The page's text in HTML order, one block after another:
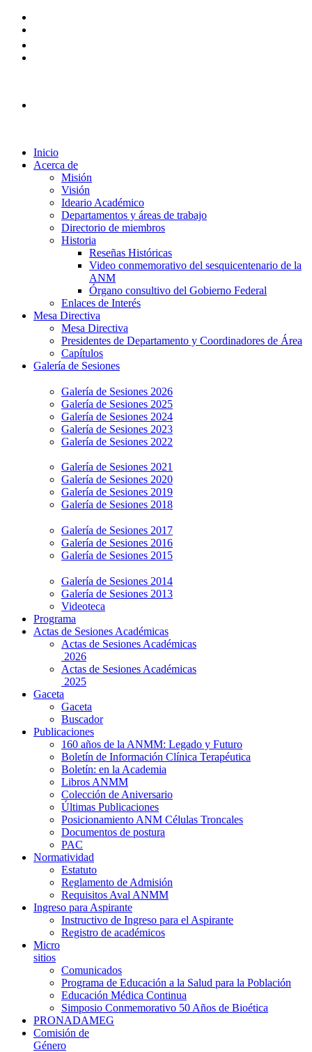
Inicio
Acerca de
Misión
Visión
Ideario Académico
Departamentos y áreas de trabajo
Directorio de miembros
Historia
Reseñas Históricas
Video conmemorativo del sesquicentenario de la
ANM
Órgano consultivo del Gobierno Federal
Enlaces de Interés
Mesa Directiva
Mesa Directiva
Presidentes de Departamento y Coordinadores de Área
Capítulos
Galería de Sesiones
Galería de Sesiones 2026
Galería de Sesiones 2025
Galería de Sesiones 2024
Galería de Sesiones 2023
Galería de Sesiones 2022
Galería de Sesiones 2021
Galería de Sesiones 2020
Galería de Sesiones 2019
Galería de Sesiones 2018
Galería de Sesiones 2017
Galería de Sesiones 2016
Galería de Sesiones 2015
Galería de Sesiones 2014
Galería de Sesiones 2013
Videoteca
Programa
Actas de Sesiones Académicas
Actas de Sesiones Académicas
2026
Actas de Sesiones Académicas
2025
Gaceta
Gaceta
Buscador
Publicaciones
160 años de la ANMM: Legado y Futuro
Boletín de Información Clínica Terapéutica
Boletín: en la Academia
Libros ANMM
Colección de Aniversario
Últimas Publicaciones
Posicionamiento ANM Células Troncales
Documentos de postura
PAC
Normatividad
Estatuto
Reglamento de Admisión
Requisitos Aval ANMM
Ingreso para Aspirante
Instructivo de Ingreso para el Aspirante
Registro de académicos
Micro
sitios
Comunicados
Programa de Educación a la Salud para la Población
Educación Médica Continua
Simposio Conmemorativo 50 Años de Bioética
PRONADAMEG
Comisión de
Género